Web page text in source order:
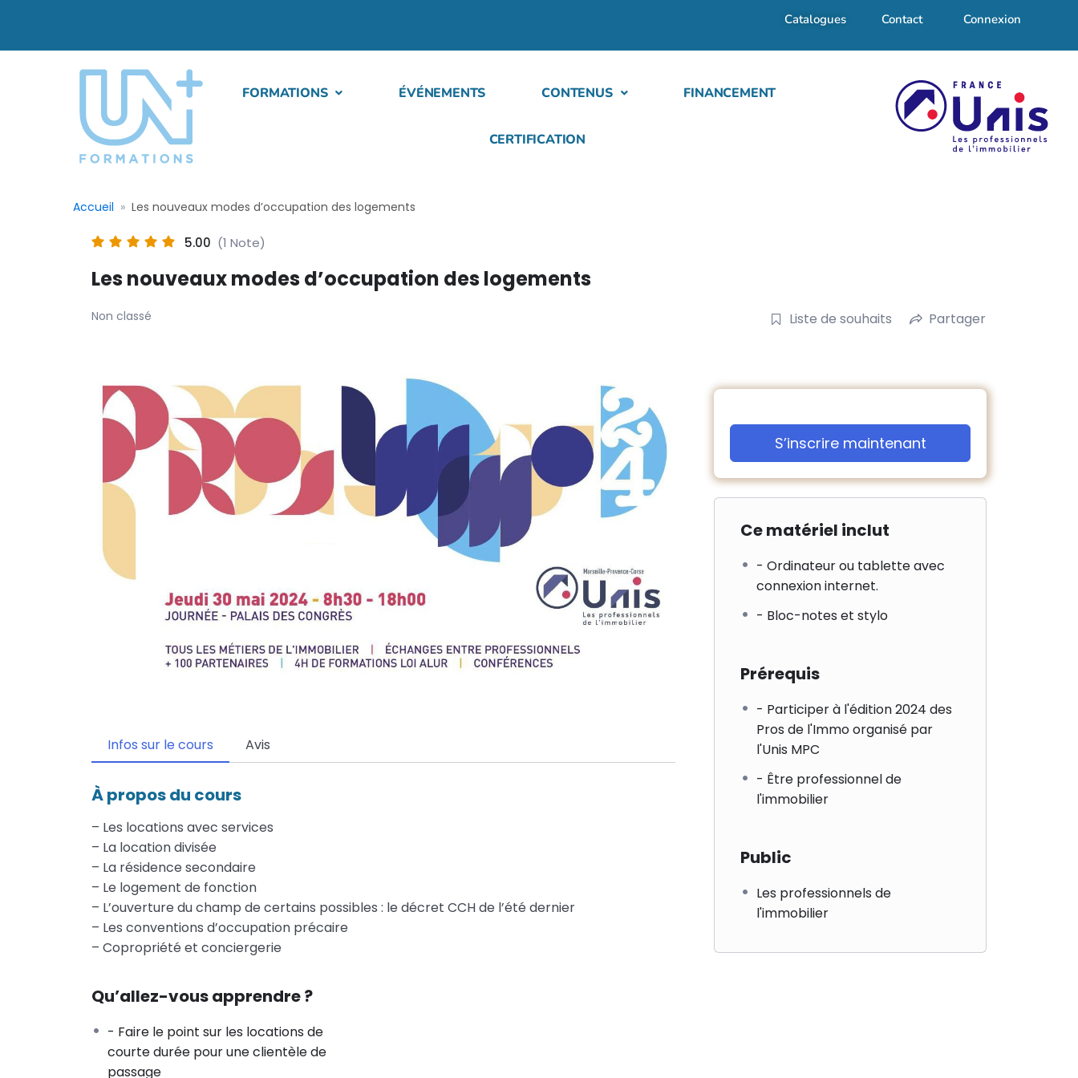
Catalogues Contact Connexion
FORMATIONS ÉVÉNEMENTS CONTENUS FINANCEMENT
CERTIFICATION
Accueil Les nouveaux modes d’occupation des logements
5.00 (1 Note)
Les nouveaux modes d’occupation des logements
Non classé Liste de souhaits Partager
Infos sur le cours Avis
À propos du cours
– Les locations avec services
– La location divisée
– La résidence secondaire
– Le logement de fonction
– L’ouverture du champ de certains possibles : le décret CCH de l’été dernier
– Les conventions d’occupation précaire
– Copropriété et conciergerie
Qu’allez-vous apprendre ?
- Faire le point sur les locations de
courte durée pour une clientèle de
passage
S’inscrire maintenant
Ce matériel inclut
- Ordinateur ou tablette avec
connexion internet.
- Bloc-notes et stylo
Prérequis
- Participer à l'édition 2024 des
Pros de l'Immo organisé par
l'Unis MPC
- Être professionnel de
l'immobilier
Public
Les professionnels de
l'immobilier